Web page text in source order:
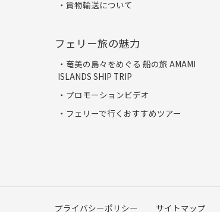
貨物輸送について
フェリー旅の魅力
奄美の島々をめぐる 船の旅 AMAMI
ISLANDS SHIP TRIP
プロモーションビデオ
フェリーで行くおすすめツアー
プライバシーポリシー サイトマップ